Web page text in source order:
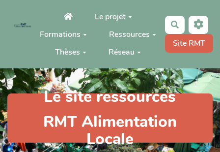
Aller au contenu principalLe projet
Formations
Ressources
Thèses
Réseau
Rechercher
Site RMT
Le site ressources
RMT Alimentation
Locale